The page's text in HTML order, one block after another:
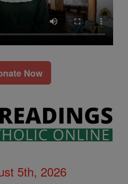
Now
5th, 2026